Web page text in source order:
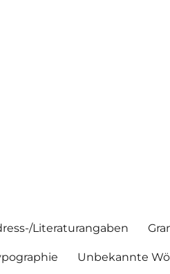
Literaturangaben
Unbekannte